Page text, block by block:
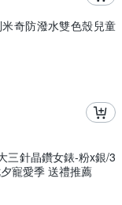
奇防潑水雙色殼兒童
三針晶鑽女錶-粉x銀/3
寵愛季 送禮推薦